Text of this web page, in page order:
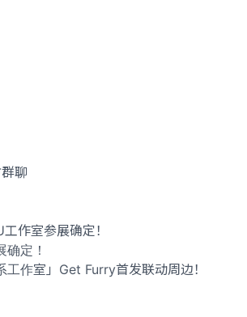
聊
作室参展确定！
定！
作室」Get Furry首发联动周边！